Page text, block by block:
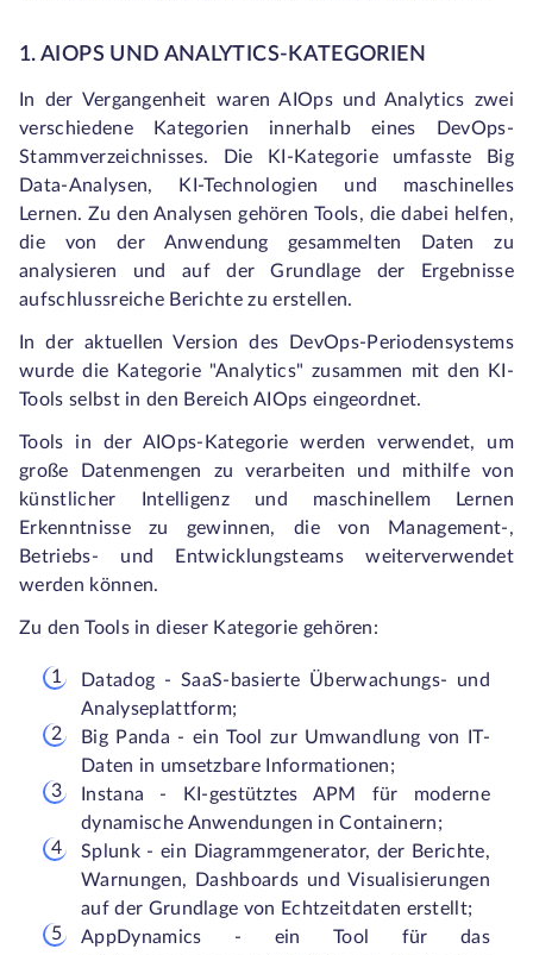
1. AIOPS UND ANALYTICS-KATEGORIEN
In der Vergangenheit waren AIOps und Analytics zwei
verschiedene Kategorien innerhalb eines DevOps-
Stammverzeichnisses. Die KI-Kategorie umfasste Big
Data-Analysen, KI-Technologien und maschinelles
Lernen. Zu den Analysen gehören Tools, die dabei helfen,
die von der Anwendung gesammelten Daten zu
analysieren und auf der Grundlage der Ergebnisse
aufschlussreiche Berichte zu erstellen.
In der aktuellen Version des DevOps-Periodensystems
wurde die Kategorie "Analytics" zusammen mit den KI-
Tools selbst in den Bereich AIOps eingeordnet.
Tools in der AIOps-Kategorie werden verwendet, um
große Datenmengen zu verarbeiten und mithilfe von
künstlicher Intelligenz und maschinellem Lernen
Erkenntnisse zu gewinnen, die von Management-,
Betriebs- und Entwicklungsteams weiterverwendet
werden können.
Zu den Tools in dieser Kategorie gehören:
Datadog - SaaS-basierte Überwachungs- und
Analyseplattform;
Big Panda - ein Tool zur Umwandlung von IT-
Daten in umsetzbare Informationen;
Instana - KI-gestütztes APM für moderne
dynamische Anwendungen in Containern;
Splunk - ein Diagrammgenerator, der Berichte,
Warnungen, Dashboards und Visualisierungen
auf der Grundlage von Echtzeitdaten erstellt;
AppDynamics - ein Tool für das